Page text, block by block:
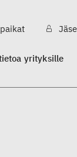
yrityksille